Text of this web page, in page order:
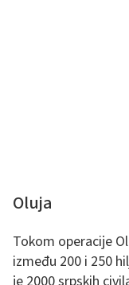
Oluja
Tokom operacije
između 200 i 250